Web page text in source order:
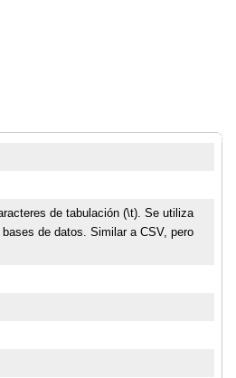
de tabulación (\t). Se utiliza
de datos. Similar a CSV, pero